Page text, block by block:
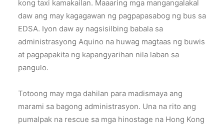
kong taxi kamakailan. Maaaring mga mangangalakal
daw ang may kagagawan ng pagpapasabog ng bus sa
EDSA. Iyon daw ay nagsisilbing babala sa
administrasyong Aquino na huwag magtaas ng buwis
at pagpapakita ng kapangyarihan nila laban sa
pangulo.
Totoong may mga dahilan para madismaya ang
marami sa bagong administrasyon. Una na rito ang
pumalpak na rescue sa mga hinostage na Hong Kong